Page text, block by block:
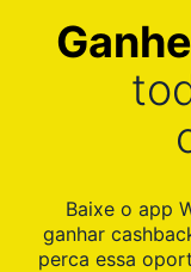
Baixe o app
ganhar
perca essa